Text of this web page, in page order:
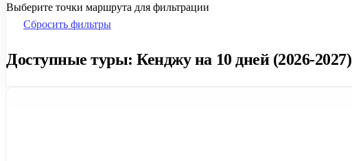
Выберите точки маршрута для фильтрации
Сбросить фильтры
Доступные туры: Кенджу на 10 дней (2026-2027)